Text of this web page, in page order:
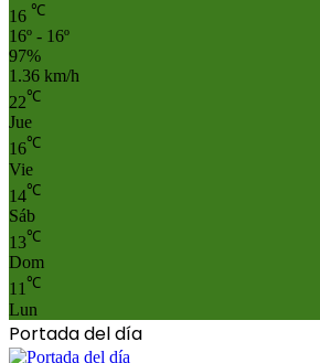
16 ℃
16º - 16º
97%
1.36 km/h
22℃
Jue
16℃
Vie
14℃
Sáb
13℃
Dom
11℃
Lun
Portada del día